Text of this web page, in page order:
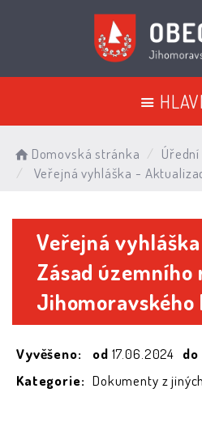
Domovská stránka
Veřejná vyhláška -
Veřejná
Zásad územního
Jihomoravského
Vyvěšeno: od 17.06.2024 do
Kategorie: Dokumenty z